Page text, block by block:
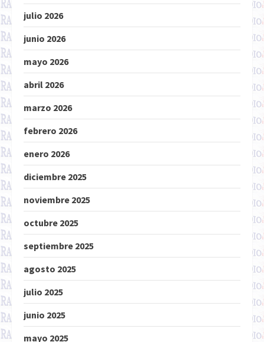
julio 2026
junio 2026
mayo 2026
abril 2026
marzo 2026
febrero 2026
enero 2026
diciembre 2025
noviembre 2025
octubre 2025
septiembre 2025
agosto 2025
julio 2025
junio 2025
mayo 2025